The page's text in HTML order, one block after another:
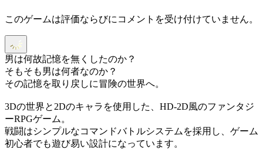
このゲームは評価ならびにコメントを受け付けていません。
男は何故記憶を無くしたのか？
そもそも男は何者なのか？
その記憶を取り戻しに冒険の世界へ。
3Dの世界と2Dのキャラを使用した、HD-2D風のファンタジ
ーRPGゲーム。
戦闘はシンプルなコマンドバトルシステムを採用し、ゲーム
初心者でも遊び易い設計になっています。